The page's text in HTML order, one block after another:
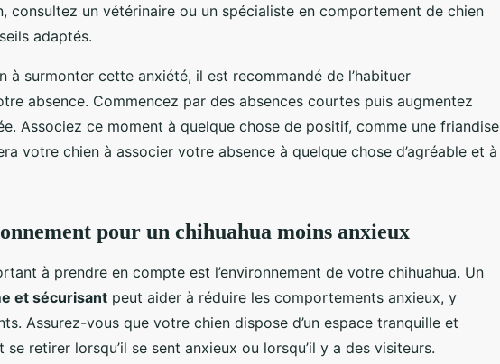
consultez un vétérinaire ou un spécialiste en comportement de chien
adaptés.
à surmonter cette anxiété, il est recommandé de l’habituer
absence. Commencez par des absences courtes puis augmentez
Associez ce moment à quelque chose de positif, comme une friandise
votre chien à associer votre absence à quelque chose d’agréable et à
pour un chihuahua moins anxieux
à prendre en compte est l’environnement de votre chihuahua. Un
et sécurisant peut aider à réduire les comportements anxieux, y
Assurez-vous que votre chien dispose d’un espace tranquille et
retirer lorsqu’il se sent anxieux ou lorsqu’il y a des visiteurs.